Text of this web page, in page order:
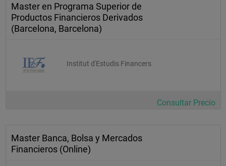
Master en Programa Superior de
Productos Financieros Derivados
(Barcelona, Barcelona)
Institut d'Estudis Financers
Consultar Precio
Master Banca, Bolsa y Mercados
Financieros (Online)